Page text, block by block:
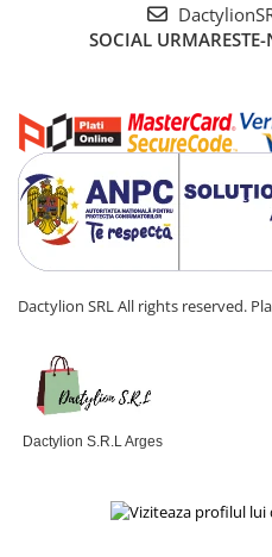
SOCIAL
Dactylion SRL All rights reserved.
Dactylion S.R.L Arges